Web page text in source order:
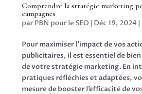
Comprendre la stratégie marketing
campagnes
par PBN pour le SEO | Déc 19, 2024|
Pour maximiser l’impact de vos
publicitaires, il est essentiel de
de votre stratégie marketing. En
pratiques réfléchies et adaptées,
mesure de booster l’efficacité de